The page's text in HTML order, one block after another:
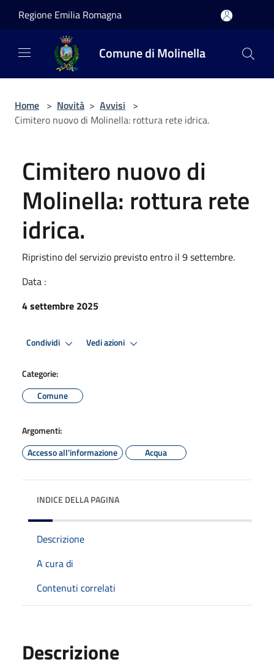
Regione Emilia Romagna
Comune di Molinella
Home > Novità > Avvisi >
Cimitero nuovo di Molinella: rottura rete idrica.
Cimitero nuovo di
Molinella: rottura rete
idrica.
Ripristino del servizio previsto entro il 9 settembre.
Data :
4 settembre 2025
Condividi Vedi azioni
Categorie:
Comune
Argomenti:
Accesso all'informazione
Acqua
INDICE DELLA PAGINA
Descrizione
A cura di
Contenuti correlati
Descrizione